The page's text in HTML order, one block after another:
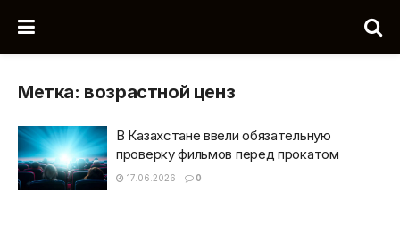
Метка: возрастной ценз
В Казахстане ввели обязательную
проверку фильмов перед прокатом
17.06.2026 0